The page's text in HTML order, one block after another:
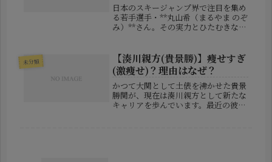
日本のスキージャンプ界で注目を集め
る若手選手・**丸山希（まるやま のぞ
み）**さん。その実力とひたむきな姿
ァン層を拡大しています。そんな彼女
の競技成績はもちろんのこと、プ...
未分類
【湊川親方(貴景勝)】痩せすぎ
(激痩せ)？理由はなぜ？
かつて大関として土俵を沸かせた貴景
勝関が、現在は湊川親方として新たな
キャリアを歩んでいます。最近の彼の